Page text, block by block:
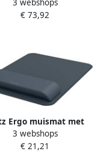
anti-rol donkergrijs
3 webshops
€ 73,92
Ergo muismat met
polssteun
donkergrijs
3 webshops
€ 21,21